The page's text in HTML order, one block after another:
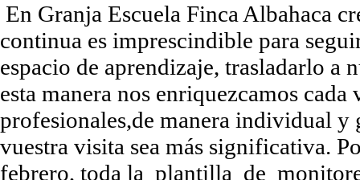
En Granja Escuela Finca Albahaca
continua es imprescindible para
espacio de aprendizaje, trasladarlo a
esta manera nos enriquezcamos cada
profesionales,de manera individual y
vuestra visita sea más significativa.
febrero, toda la plantilla de